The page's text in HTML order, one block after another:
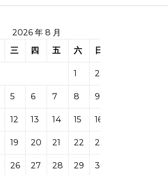
2026 年 8 月
三 四 五 六 日
1 2
5 6 7 8 9
12 13 14 15 16
19 20 21 22 23
26 27 28 29 30